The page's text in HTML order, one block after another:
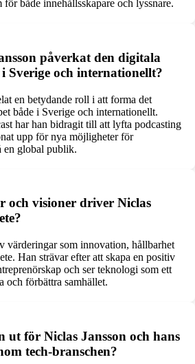
både innehållsskapare och lyssnare.
påverkat den digitala
Sverige och internationellt?
en betydande roll i att forma det
både i Sverige och internationellt.
har han bidragit till att lyfta podcasting
upp för nya möjligheter för
en global publik.
och visioner driver Niclas
värderingar som innovation, hållbarhet
Han strävar efter att skapa en positiv
och ser teknologi som ett
och förbättra samhället.
ut för Niclas Jansson och hans
tech-branschen?